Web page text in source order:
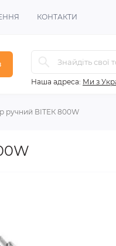
КОНТАКТИ
Наша адреса: Ми з
ручний ВІТЕК 800W